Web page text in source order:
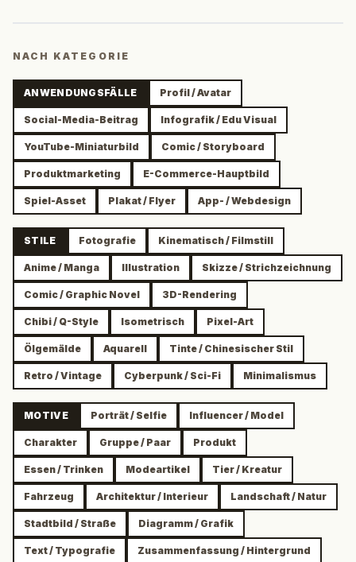
NACH KATEGORIE
ANWENDUNGSFÄLLE Profil / Avatar
Social-Media-Beitrag Infografik / Edu Visual
YouTube-Miniaturbild Comic / Storyboard
Produktmarketing E-Commerce-Hauptbild
Spiel-Asset Plakat / Flyer App- / Webdesign
STILE Fotografie Kinematisch / Filmstill
Anime / Manga Illustration Skizze / Strichzeichnung
Comic / Graphic Novel 3D-Rendering
Chibi / Q-Style Isometrisch Pixel-Art
Ölgemälde Aquarell Tinte / Chinesischer Stil
Retro / Vintage Cyberpunk / Sci-Fi Minimalismus
MOTIVE Porträt / Selfie Influencer / Model
Charakter Gruppe / Paar Produkt
Essen / Trinken Modeartikel Tier / Kreatur
Fahrzeug Architektur / Interieur Landschaft / Natur
Stadtbild / Straße Diagramm / Grafik
Text / Typografie Zusammenfassung / Hintergrund